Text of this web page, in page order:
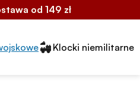
od 149 zł
segmentów2
Klocki niemilitarne